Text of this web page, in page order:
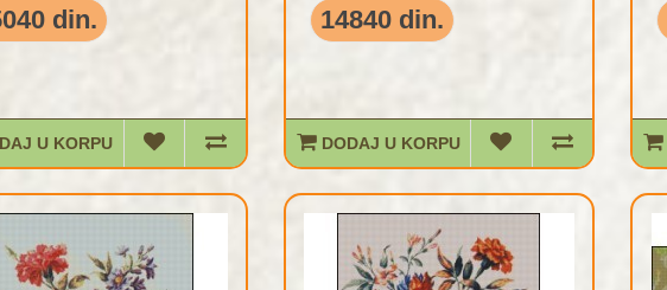
din.
U KORPU
14840 din.
DODAJ U KORPU